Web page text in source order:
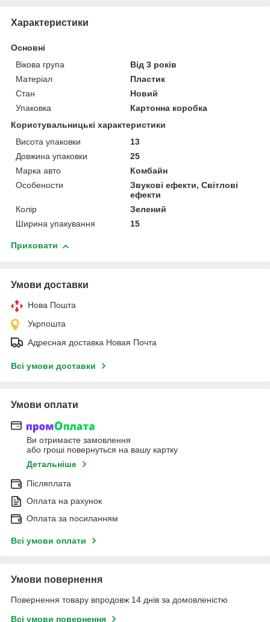
Характеристики
Основні
Вікова група
Від 3 років
Матеріал
Пластик
Стан
Новий
Упаковка
Картонна коробка
Користувальницькі характеристики
Висота упаковки
13
Довжина упаковки
25
Марка авто
Комбайн
Особености
Звукові ефекти, Світлові
ефекти
Колір
Зелений
Ширина упакування
15
Приховати
Умови доставки
Нова Пошта
Укрпошта
Адресная доставка Новая Почта
Всі умови доставки
Умови оплати
Ви отримаєте замовлення
або гроші повернуться на вашу картку
Детальніше
Післяплата
Оплата на рахунок
Оплата за посиланням
Всі умови оплати
Умови повернення
Повернення товару впродовж 14 днів за домовленістю
Всі умови повернення